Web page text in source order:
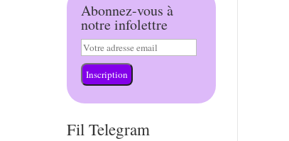
Abonnez-vous à
notre infolettre
Inscription
Fil Telegram